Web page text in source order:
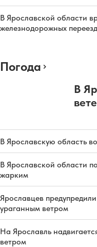
В Ярославской области
железнодорожных
Погода
В
В Ярославскую область
В Ярославской области
жарким
Ярославцев
ураганным ветром
На Ярославль
ветром